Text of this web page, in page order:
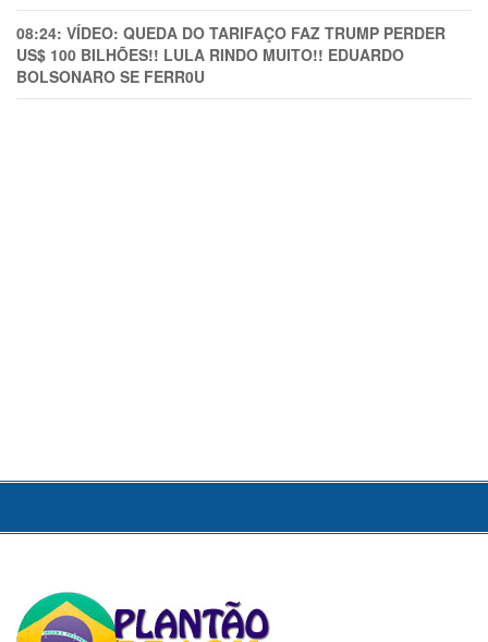
08:24: VÍDEO: QUEDA DO TARIFAÇO FAZ TRUMP PERDER
US$ 100 BILHÕES!! LULA RINDO MUITO!! EDUARDO
BOLSONARO SE FERR0U